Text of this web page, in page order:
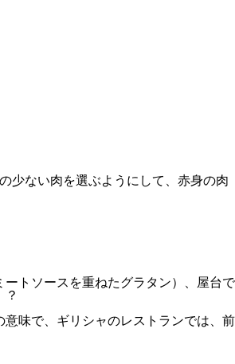
少ない肉を選ぶようにして、赤身の肉
トソースを重ねたグラタン）、屋台で
？
味で、ギリシャのレストランでは、前